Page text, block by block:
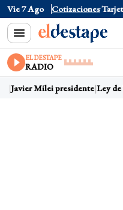
Vie 7 Ago Cotizaciones
$1520 Dólar Tarjeta
EL DESTAPE
RADIO
Javier Milei presidente Ley de